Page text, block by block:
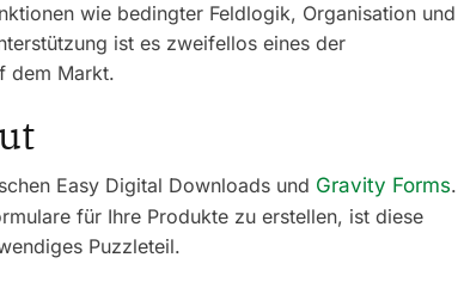
wie bedingter Feldlogik, Organisation und
ist es zweifellos eines der
dem Markt.
Easy Digital Downloads und Gravity Forms.
für Ihre Produkte zu erstellen, ist diese
Puzzleteil.